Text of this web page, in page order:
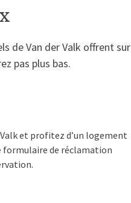
de Van der Valk offrent sur
pas plus bas.
et profitez d’un logement
formulaire de réclamation